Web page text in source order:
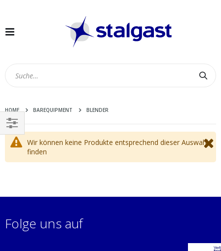
Navigation
HOME BAREQUIPMENT BLENDER
Wir können keine Produkte entsprechend dieser Auswahl
finden
EINKAUFEN
NACH
Folge uns auf